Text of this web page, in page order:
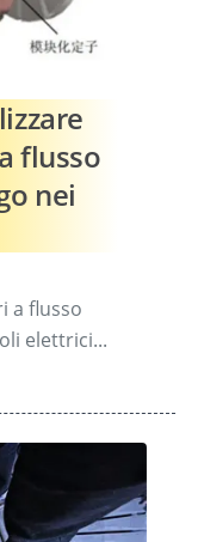
flusso
nei
a flusso
elettrici...